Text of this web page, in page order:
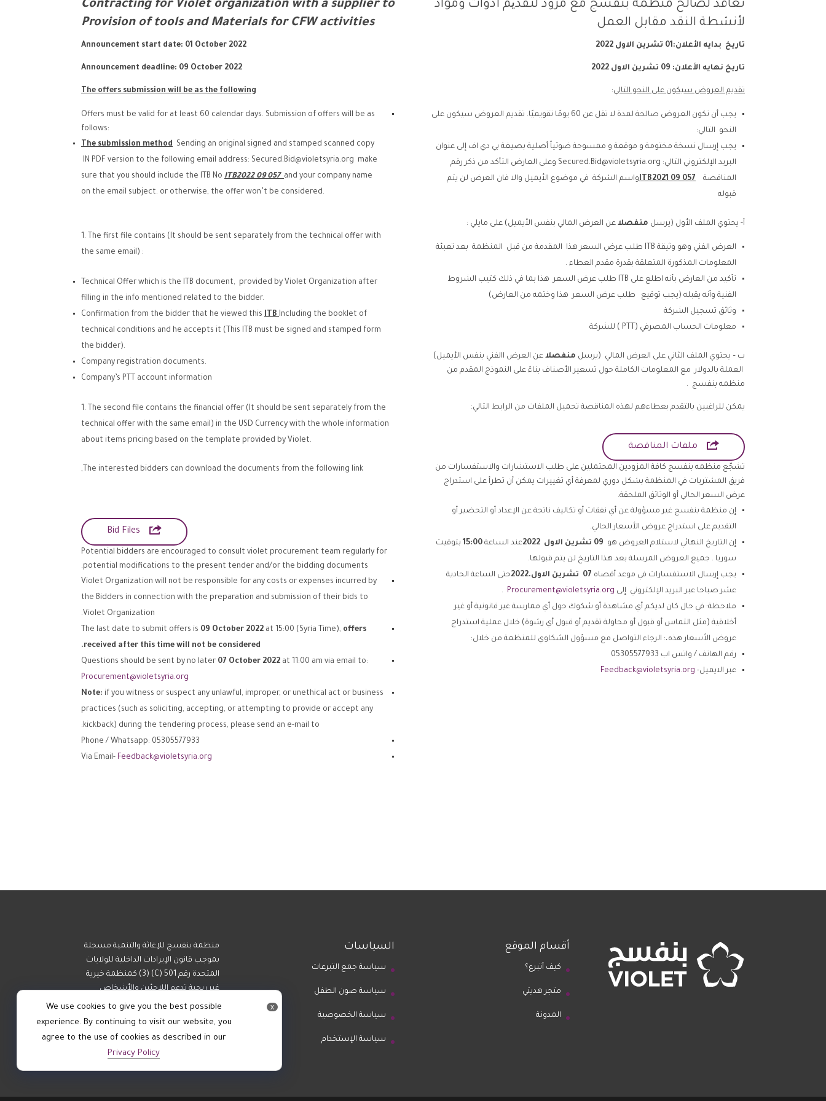
تعاقد لصالح منظمة بنفسج مع مزود لتقدیم أدوات ومواد
لأنشطة النقد مقابل العمل
تاريخ بدايه الأعلان:01 تشرين الاول
تاريخ نهايه الأعلان: 09 تشرين الاول
تقديم العروض سيكون على النحو التالي:
يجب أن تكون العروض صالحة لمدة لا تقل عن 60 يومًا تقويميًا. تقديم العروض سيكون على
النحو التالي:
يجب إرسال نسخة مختومة و موقعة و ممسوحة ضوئياً أصلية بصيغة بي دي اف إلى عنوان
البريد الإلكتروني التالي: Secured.Bid@violetsyria.org وعلى العارض التأكد من ذكر رقم
المناقصة ITB2021 09 057واسم الشركة في موضوع الأيميل والا فان العرض لن يتم
قبوله
أ- يحتوي الملف الأول (يرسل منفصلا عن العرض المالي بنفس الأيميل) على مايلي :
العرض الفني وهو وثيقة ITB طلب عرض السعر هذا المقدمة من قبل المنظمة بعد تعبئة
المعلومات المذكورة المتعلقة بقدرة مقدم العطاء .
تأكيد من العارض بأنه اطلع على ITB طلب عرض السعر هذا بما في ذلك كتيب الشروط
الفنية وأنه يقبله (يجب توقيع طلب عرض السعر هذا وختمه من العارض)
وثائق تسجيل الشركة
معلومات الحساب المصرفي (PTT ) للشركة
ب – يحتوي الملف الثاني على العرض المالي (يرسل منفصلا عن العرض االفني بنفس الأيميل)
العملة بالدولار مع المعلومات الكاملة حول تسعير الأصناف بناءً على النموذج المقدم من
منظمه بنفسج .
يمكن للراغبين بالتقدم بعطاءهم لهذه المناقصة تحميل الملفات من الرابط التالي:
 ملفات المناقصة
تشجّع منظمه بنفسج كافة المزودين المحتملين على طلب الاستشارات والاستفسارات من
فريق المشتريات في المنظمة بشكل دوري لمعرفة أي تغييرات يمكن أن تطرأ على استدراج
عرض السعر الحالي أو الوثائق الملحقة.
إن منظمة بنفسج غير مسؤولة عن أي نفقات أو تكاليف ناتجة عن الإعداد أو التحضير أو
التقديم على استدراج عروض الأسعار الحالي.
إن التاريخ النهائي لاستلام العروض هو 09 تشرين الاول 2022عند الساعة 15:00 بتوقيت
سوريا . جميع العروض المرسلة بعد هذا التاريخ لن يتم قبولها.
يجب إرسال الاستفسارات في موعد أقصاه 07 تشرين الاول.2022
حتى الساعة الحادية
عشر صباحا عبر البريد الإلكتروني إلى Procurement@violetsyria.org
.
ملاحظة: في حال كان لديكم أي مشاهدة أو شكوك حول أي ممارسة غير قانونية أو غير
أخلاقية (مثل التماس أو قبول أو محاولة تقديم أو قبول أي رشوة) خلال عملية استدراج
عروض الأسعار هذه،: الرجاء التواصل مع مسؤول الشكاوي للمنظمة من خلال:
رقم الهاتف / واتس اب 05305577933
عبر الايميل- Feedback@violetsyria.org
Contracting for Violet organization with a supplier to
Provision of tools and Materials for CFW activities
Announcement start date: 01 October 2022
Announcement deadline: 09 October 2022
The offers submission will be as the following
Offers must be valid for at least 60 calendar days. Submission of offers will be as
follows:
The submission method Sending an original signed and stamped scanned copy
IN PDF version to the following email address: Secured.Bid@violetsyria.org make
sure that you should include the ITB No ITB2022 09057 and your company name
on the email subject. or otherwise, the offer won’t be considered.
The first file contains (It should be sent separately from the technical offer with
the same email) :
Technical Offer which is the ITB document, provided by Violet Organization after
filling in the info mentioned related to the bidder.
Confirmation from the bidder that he viewed this ITB Including the booklet of
technical conditions and he accepts it (This ITB must be signed and stamped form
the bidder).
Company registration documents.
Company’s PTT account information
The second file contains the financial offer (It should be sent separately from the
technical offer with the same email) in the USD Currency with the whole information
about items pricing based on the template provided by Violet.
The interested bidders can download the documents from the following link,

Bid Files
Potential bidders are encouraged to consult violet procurement team regularly for
potential modifications to the present tender and/or the bidding documents.
Violet Organization will not be responsible for any costs or expenses incurred by
the Bidders in connection with the preparation and submission of their bids to
Violet Organization.
The last date to submit offers is 09 October 2022 at 15:00 (Syria Time), offers
received after this time will not be considered.
Questions should be sent by no later 07 October 2022 at 11:00 am via email to:
Procurement@violetsyria.org
Note: if you witness or suspect any unlawful, improper, or unethical act or business
practices (such as soliciting, accepting, or attempting to provide or accept any
kickback) during the tendering process, please send an e-mail to:
Phone / Whatsapp: 05305577933
Via Email- Feedback@violetsyria.org
أقسام الموقع
كيف أتبرع؟
متجر هديتي
المدونة
السياسات
سياسة جمع التبرعات
سياسة صون الطفل
سياسة الخصوصية
سياسة الإستخدام
منظمة بنفسج للإغاثة والتنمية مسجلة
بموجب قانون الإيرادات الداخلية للولايات
المتحدة رقم 501 (C) (3) كمنظمة خيرية
غير ربحية تدعم اللاجئين والأشخاص
المستضعفين.
x
We use cookies to give you the best possible
experience. By continuing to visit our website, you
agree to the use of cookies as described in our
Privacy Policy